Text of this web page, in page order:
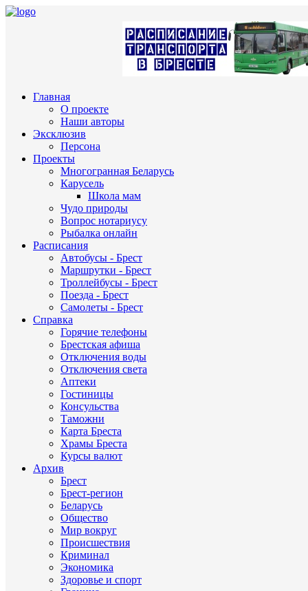
Главная
О проекте
Наши авторы
Эксклюзив
Персона
Проекты
Многогранная Беларусь
Карусель
Школа мам
Чудо природы
Вопрос нотариусу
Рыбалка онлайн
Расписания
Автобусы - Брест
Маршрутки - Брест
Троллейбусы - Брест
Поезда - Брест
Самолеты - Брест
Справка
Горячие телефоны
Брестская афиша
Отключения воды
Отключения света
Аптеки
Гостиницы
Консульства
Таможни
Карта Бреста
Храмы Бреста
Курсы валют
Архив
Брест
Брест-регион
Беларусь
Общество
Мир вокруг
Происшествия
Криминал
Экономика
Здоровье и спорт